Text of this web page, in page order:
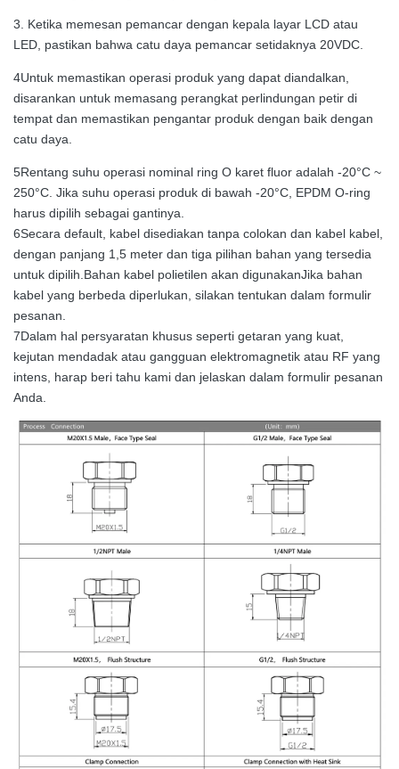
3. Ketika memesan pemancar dengan kepala layar LCD atau
LED, pastikan bahwa catu daya pemancar setidaknya 20VDC.
4Untuk memastikan operasi produk yang dapat diandalkan,
disarankan untuk memasang perangkat perlindungan petir di
tempat dan memastikan pengantar produk dengan baik dengan
catu daya.
5Rentang suhu operasi nominal ring O karet fluor adalah -20°C ~
250°C. Jika suhu operasi produk di bawah -20°C, EPDM O-ring
harus dipilih sebagai gantinya.
6Secara default, kabel disediakan tanpa colokan dan kabel kabel,
dengan panjang 1,5 meter dan tiga pilihan bahan yang tersedia
untuk dipilih.Bahan kabel polietilen akan digunakanJika bahan
kabel yang berbeda diperlukan, silakan tentukan dalam formulir
pesanan.
7Dalam hal persyaratan khusus seperti getaran yang kuat,
kejutan mendadak atau gangguan elektromagnetik atau RF yang
intens, harap beri tahu kami dan jelaskan dalam formulir pesanan
Anda.